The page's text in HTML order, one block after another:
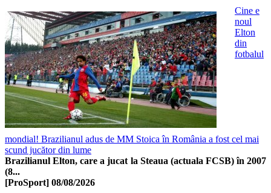
Cine e
noul
Elton
din
fotbalul
mondial! Brazilianul adus de MM Stoica în România a fost cel mai
scund jucător din lume
Brazilianul Elton, care a jucat la Steaua (actuala FCSB) în 2007
(8...
[ProSport] 08/08/2026